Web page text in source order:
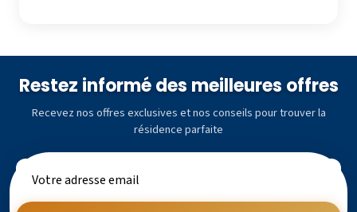
Restez informé des meilleures offres
Recevez nos offres exclusives et nos conseils pour trouver la
résidence parfaite